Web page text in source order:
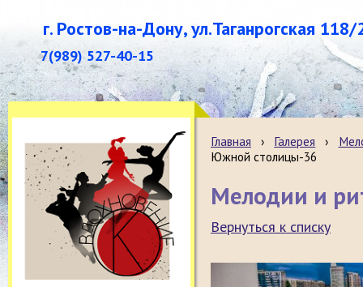
г. Ростов-на-Дону, ул.Таганрогская 118/
7(989) 527-40-15
Главная › Галерея ›
Южной столицы-36
Мелодии и
Вернуться к списку